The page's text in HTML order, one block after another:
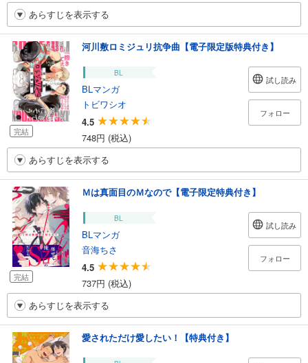
あらすじを表示する
完結
河川敷ロミジュリ抗争曲【電子限定版特典付き】
BL
BLマンガ
トビワシオ
4.5
748円 (税込)
試し読み
フォロー
あらすじを表示する
完結
Ｍは真面目のＭなので【電子限定特典付き】
BL
BLマンガ
音海ちさ
4.5
737円 (税込)
試し読み
フォロー
あらすじを表示する
愛されただけ愛したい！【特典付き】